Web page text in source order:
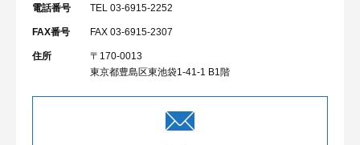
電話番号 TEL 03-6915-2252
FAX番号 FAX 03-6915-2307
住所
〒170-0013
東京都豊島区東池袋1-41-1 B1階